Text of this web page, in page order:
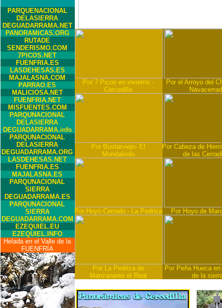
PARQUENACIONAL
DELASIERRA
DEGUADARRAMA.NET
PANORAMICAS.ORG
RUTADE
SENDERISMO.COM
7PICOS.NET
FUENFRIA.ES
LASDEHESAS.ES
MAJALASNA.COM
PARRAO.ES
MALICIOSA.NET
FUENFRIA.NET
MISFUENTES.COM
PARQUNACIONAL
DELASIERRA
DEGUADARRAMA.info
PARQUNACIONAL
DELASIERRA
DEGUADARRAMA.ORG
LASDEHESAS.NET
FUENFRIA.ES
MAJALASNA.ES
PARQUNACIONAL
SIERRA
DEGUADARRAMA.ES
PARQUNACIONAL
SIERRA
DEGUADARRAMA.COM
EZEQUIEL.EU
EZEQUIEL.INFO
Helada en el Valle de la
FUENFRÍA
Por 7 Picos en invierno -
Cercedilla
Por el Arroyo del
Por Bustarviejo- El
Mondalindo
Por Cabeza de
de las
Por Hoyo Cerrado - La Pedriza Por Hoyo de
Por La Pedriza de
Manzanares el Real
Por Peña Hueca
de la